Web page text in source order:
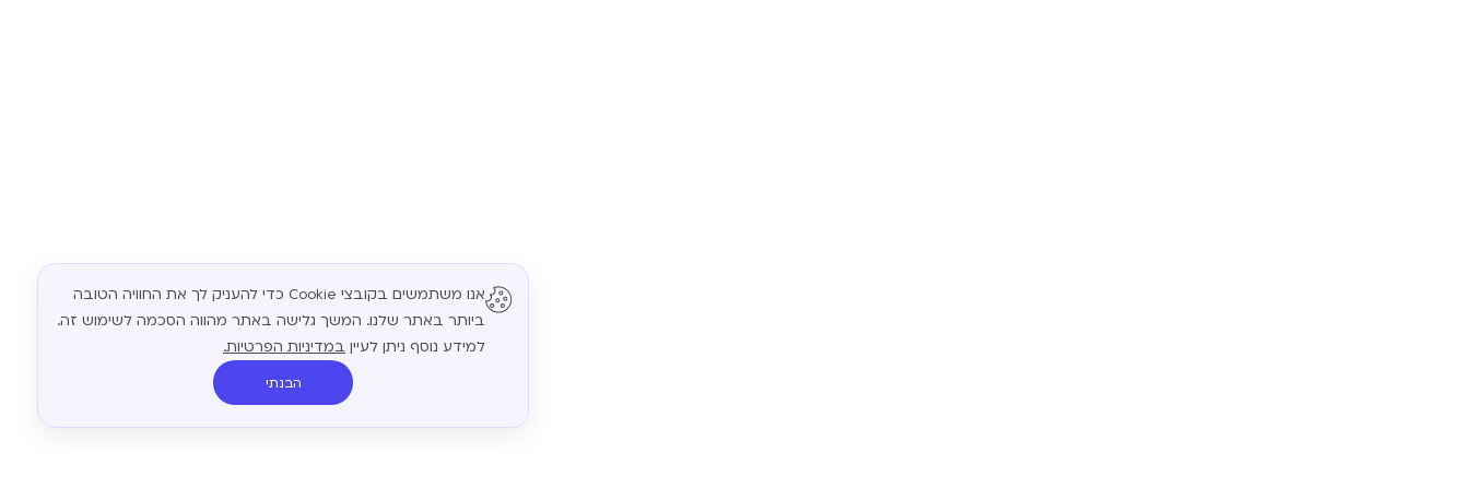
אנו משתמשים בקובצי Cookie כדי להעניק לך את החוויה הטובה
ביותר באתר שלנו. המשך גלישה באתר מהווה הסכמה לשימוש זה.
למידע נוסף ניתן לעיין במדיניות הפרטיות.
הבנתי